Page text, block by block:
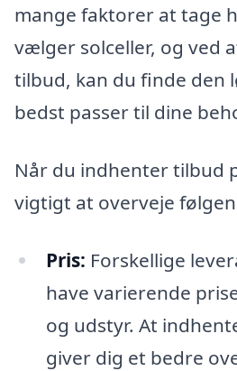
mange faktorer at tage
vælger solceller, og ved
tilbud, kan du finde den
bedst passer til dine
Når du indhenter tilbud
vigtigt at overveje
Pris: Forskellige
have varierende
og udstyr. At
giver dig et bedre